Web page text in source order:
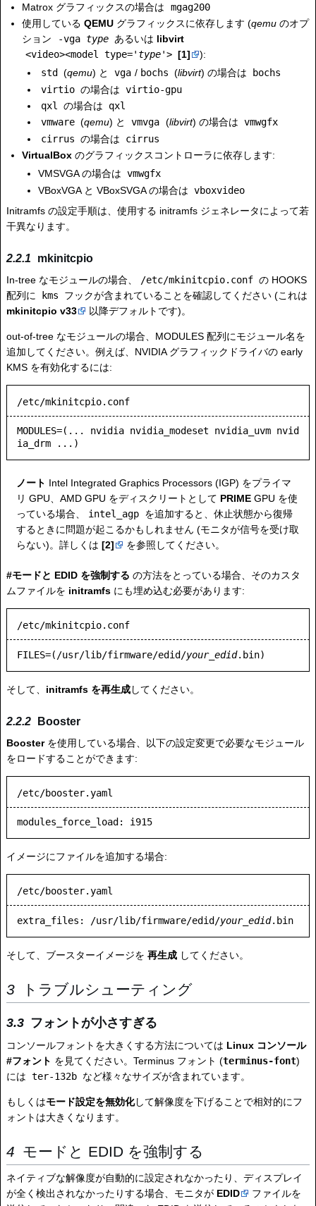
Matrox グラフィックスの場合は
mgag200
使用しているQEMU グラフィックスに依存します (qemu のオプ
ション
-vga type あるいは libvirt
<video><model type=' type'> [1]
):
std
(qemu) と vga / bochs (libvirt) の場合は
bochs
virtio の場合は virtio-gpu
qxl
の場合は
qxl
vmware (qemu) と vmvga (libvirt) の場合は vmwgfx
cirrus の場合は
cirrus
VirtualBox のグラフィックスコントローラに依存します:
VMSVGA の場合は vmwgfx
VBoxVGA と VBoxSVGA の場合は vboxvideo
Initramfs の設定手順は、使用する initramfs ジェネレータによって若
干異なります。
mkinitcpio
In-tree なモジュールの場合、 /etc/mkinitcpio.conf の HOOKS
配列に
kms
フックが含まれていることを確認してください (これは
mkinitcpio v33
以降デフォルトです)。
out-of-tree なモジュールの場合、MODULES 配列にモジュール名を
追加してください。例えば、NVIDIA グラフィックドライバの early
KMS を有効化するには:
/etc/mkinitcpio.conf
MODULES=(... nvidia nvidia_modeset nvidia_uvm nvid
ia_drm ...)
ノート Intel Integrated Graphics Processors (IGP) をプライマ
リ GPU、AMD GPU をディスクリートとして PRIME GPU を使
っている場合、
intel_agp を追加すると、休止状態から復帰
するときに問題が起こるかもしれません (モニタが信号を受け取
らない)。詳しくは [2] を参照してください。
#モードと EDID を強制する の方法をとっている場合、そのカスタ
ムファイルを initramfs にも埋め込む必要があります:
/etc/mkinitcpio.conf
FILES=(/usr/lib/firmware/edid/your_edid.bin)
そして、 initramfs を再生成してください。
Booster
Boosterを使用している場合、以下の設定変更で必要なモジュール
をロードすることができます:
/etc/booster.yaml
イメージにファイルを追加する場合:
/etc/booster.yaml
extra_files: /usr/lib/firmware/edid/your_edid
そして、ブースターイメージを 再生成 してください。
トラブルシューティング
フォントが小さすぎる
コンソールフォントを大きくする方法については Linux コンソール
#フォント を見てください。Terminus フォント (terminus-font)
には ter-132b など様々なサイズが含まれています。
もしくはモード設定を無効化して解像度を下げることで相対的にフ
ォントは大きくなります。
モードと EDID を強制する
ネイティブな解像度が自動的に設定されなかったり、ディスプレイ
が全く検出されなかったりする場合、モニタが EDID
ファイルを